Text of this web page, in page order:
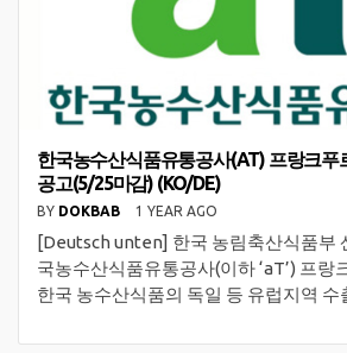
한국농수산식품유통공사(AT) 프랑크푸
공고(5/25마감) (KO/DE)
BY DOKBAB 1 YEAR AGO
[Deutsch unten] 한국 농림축산식품부
국농수산식품유통공사(이하 ‘aT’) 프랑
한국 농수산식품의 독일 등 유럽지역 수